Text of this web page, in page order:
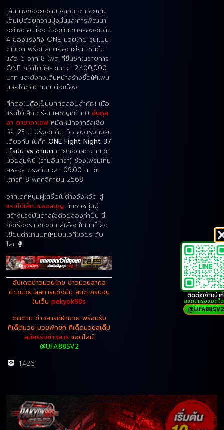
เส้นทางของยอดมวยหนุ่มจากชัยภูมิ
เต็มไปด้วยความมุ่งมั่นและการพัฒนา
อย่างต่อเนื่อง ปัจจุบันเขาครองอันดับ
4 ของแรงกิง ONE มวยไทย รุ่นแบน
ตัมเวต พร้อมสถิติยอดเยี่ยม ชนะไป
แล้ว 6 จาก 8 ไฟต์ ที่ขึ้นชกในรายการ
ONE คว้าโบนัสรวมกว่า 2,400,000
บาท และยังคงเดินหน้าสร้างชื่อให้แฟน
มวยได้ติดตามกันต่อเนื่อง
ศึกต่อไปถือเป็นบททดสอบสำคัญ เมื่อ
แรมโบ้เล็กเตรียมเผชิญหน้ากับ อับดุล
ลา ดายาคาเอฟ หมัดหนักจากรัสเซีย
วัย 23 ปี ผู้รั้งอันดับ 5 ของแรงกิงรุ่น
เดียวกัน ในศึก ONE Fight Night 37
: โรมัน vs ซาเมต ถ่ายทอดสดจากเวที
มวยลุมพินี (รามอินทรา) ช่วงไพรม์ไทม์
สหรัฐฯ ตรงกับเวลา 09:00 น. วัน
เสาร์ที่ 8 พฤศจิกายน 2568
จากเด็กหนุ่มผู้ใสซื่อในต่างจังหวัด สู่
แรมโบ้เล็ก ฉ.อจลบุญ นักชกหนุ่มผู้
สร้างแรงบันดาลใจด้วยสองกำปั้น นี่
คือเรื่องราวของนักสู้เลือดใหม่ที่กำลัง
เขียนตำนานบทใหม่บนเวทีมวยระดับ
โลก🥊
อัปเดตข่าวมวยไทย ข่าวมวยสากล
ข่าวมวย ผลการแข่งขัน สถิติ ครบจบ
ในเว็บ pakyok88s
ติดตาม ข่าวสารกีฬามวย พร้อมรับ
ทีเด็ดมวย มวยพักยก ทีเด็ดมวยสเต็ป
สมัครรับข่าวสาร แอดไลน์
@UFA88SV2
1,426
ติดต่อเจ้าหน้าที่
สแกนหรือแอดไ
@UFA88SV2